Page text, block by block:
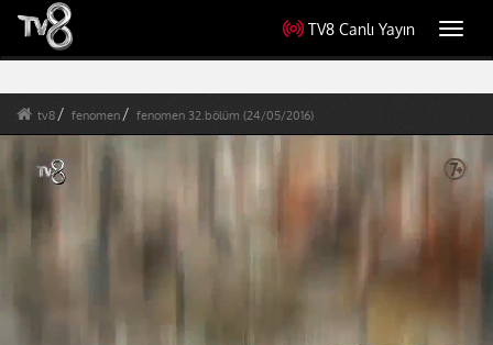
TV8 Canlı Yayın
tv8 fenomen fenomen 32.bölüm (24/05/2016)